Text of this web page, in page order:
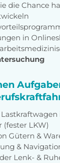
die Chance
in
(fester LKW)
Gütern &
&
Lenk- &